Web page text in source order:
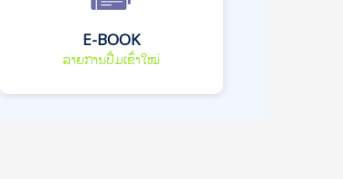
E-BOOK
ລາຍການປື້ມເຂົ້າໃໝ່